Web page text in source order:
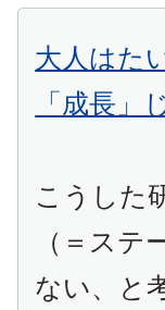
大人はた
「成長」
こうした
（＝ス
ない、と